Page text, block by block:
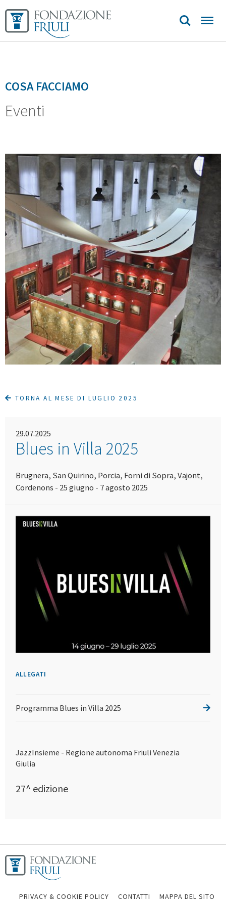
Biblioteca
COSA FACCIAMO
Eventi
TORNA AL MESE DI LUGLIO 2025
29.07.2025
Blues in Villa 2025
Brugnera, San Quirino, Porcia, Forni di Sopra, Vajont,
Cordenons - 25 giugno - 7 agosto 2025
ALLEGATI
Programma Blues in Villa 2025
JazzInsieme - Regione autonoma Friuli Venezia
Giulia
27^ edizione
PRIVACY & COOKIE POLICY CONTATTI
MAPPA DEL SITO